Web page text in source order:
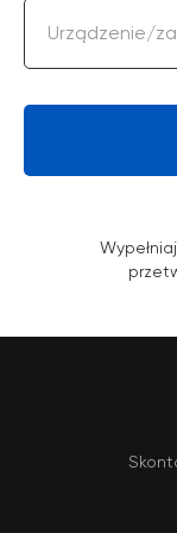
Urządzenie/